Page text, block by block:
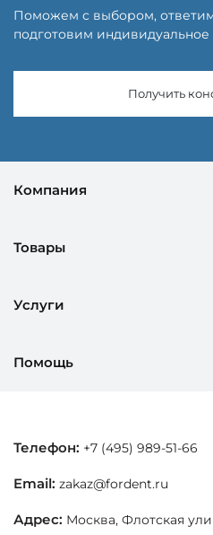
Поможем с выбором,
подготовим
Получить
Компания
Товары
Услуги
Помощь
Телефон: +7 (495) 989-51-66
Email: zakaz@fordent.ru
Адрес: Москва, Флотская